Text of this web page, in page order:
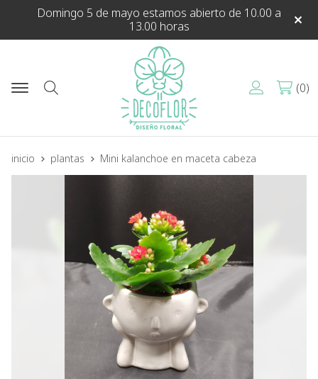
Domingo 5 de mayo estamos abierto de 10.00 a
13.00 horas
Buscar
0
inicio plantas Mini kalanchoe en maceta cabeza